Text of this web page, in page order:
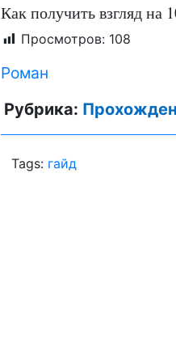
Как получить взгляд на
Просмотров: 108
Роман
Рубрика:
Tags: гайд